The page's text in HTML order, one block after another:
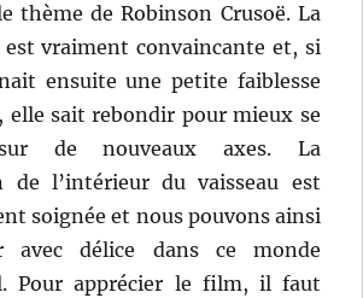
thème de Robinson Crusoë. La
est vraiment convaincante et, si
ensuite une petite faiblesse
elle sait rebondir pour mieux se
sur de nouveaux axes. La
de l’intérieur du vaisseau est
soignée et nous pouvons ainsi
avec délice dans ce monde
Pour apprécier le film, il faut